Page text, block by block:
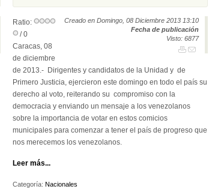
Creado en Domingo, 08 Diciembre 2013 13:10
Fecha de publicación
Visto: 6877
Ratio:
/ 0
Caracas, 08
de diciembre
de 2013.- Dirigentes y candidatos de la Unidad y de
Primero Justicia, ejercieron este domingo en todo el país su
derecho al voto, reiterando su compromiso con la
democracia y enviando un mensaje a los venezolanos
sobre la importancia de votar en estos comicios
municipales para comenzar a tener el país de progreso que
nos merecemos los venezolanos.
Leer más...
Categoría: Nacionales